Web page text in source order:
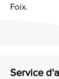
Foix.
Service